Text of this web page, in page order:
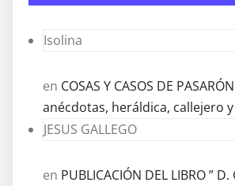
Isolina
en COSAS Y CASOS DE
anécdotas, heráldica, callejero
JESUS GALLEGO
en PUBLICACIÓN DEL LIBRO ” D.